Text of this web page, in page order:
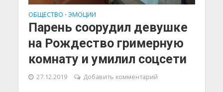
ОБЩЕСТВО • ЭМОЦИИ
Парень соорудил девушке
на Рождество гримерную
комнату и умилил соцсети
27.12.2019 Добавить комментарий